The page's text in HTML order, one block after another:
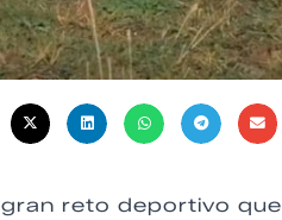
reto deportivo que